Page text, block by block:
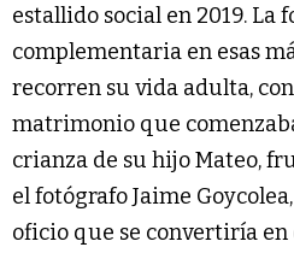
estallido social en 2019. La
complementaria en esas
recorren su vida adulta,
matrimonio que
crianza de su hijo Mateo,
el fotógrafo Jaime
oficio que se convertiría